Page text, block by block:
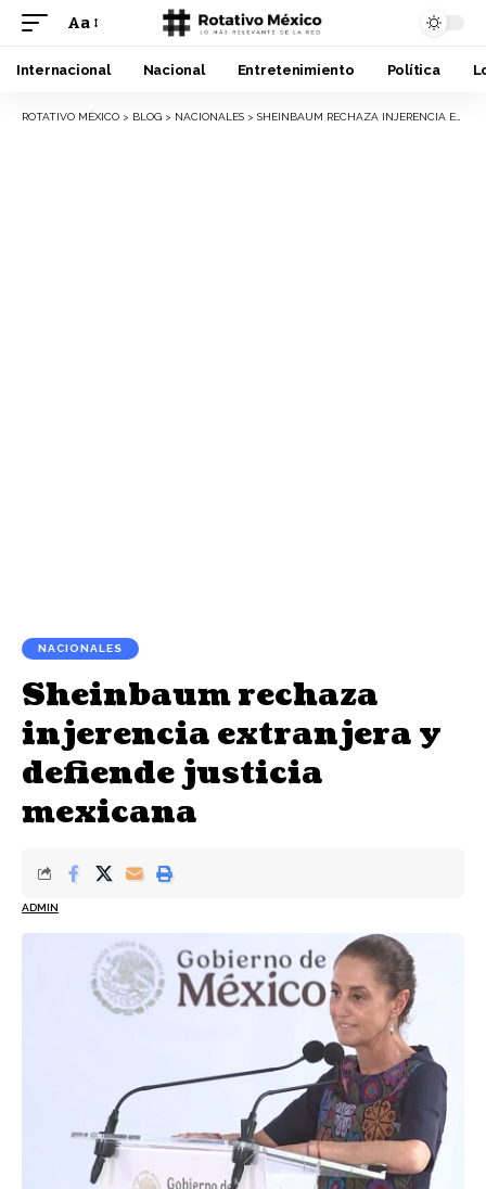
Font
Resizer
Aa
Internacional Nacional Entretenimiento Política
ROTATIVO MÉXICO > BLOG > NACIONALES > SHEINBAUM RECHAZA INJERENCIA EXTRANJERA Y DEFIENDE JUSTICIA MEXICANA
NACIONALES
Sheinbaum rechaza
injerencia extranjera y
defiende justicia
mexicana
ADMIN